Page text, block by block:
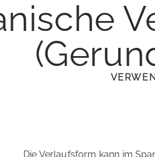
Die Verlaufsform kann im